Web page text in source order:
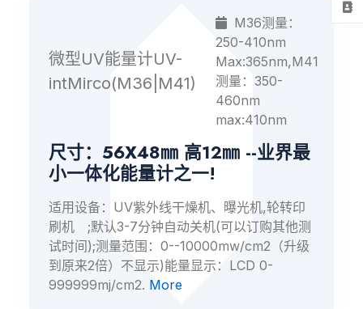
微型UV能量计UV-
intMirco(M36|M41)
M36测量：
250-410nm
Max:365nm,M41
测量：350-
460nm
max:410nm
尺寸：56X48㎜ 高12㎜ --业界最
小一体化能量计之一!
适用设备：UV紫外线干燥机、曝光机,轮转印
刷机 ;默认3-7分钟自动关机(可以订购其他测
试时间);测量范围：0--10000mw/cm2（升级
到原来2倍）不显示)能量显示：LCD 0-
999999mj/cm2. More